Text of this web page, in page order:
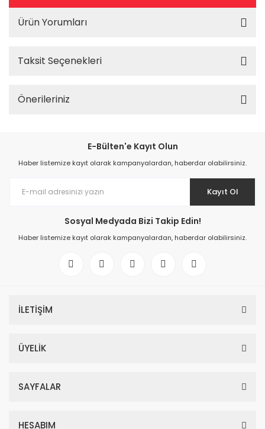
Ürün Yorumları
Taksit Seçenekleri
Önerileriniz
E-Bülten'e Kayıt Olun
Haber listemize kayıt olarak kampanyalardan, haberdar olabilirsiniz.
Kayıt Ol
Sosyal Medyada Bizi Takip Edin!
Haber listemize kayıt olarak kampanyalardan, haberdar olabilirsiniz.
İLETİŞİM
ÜYELİK
SAYFALAR
HESABIM